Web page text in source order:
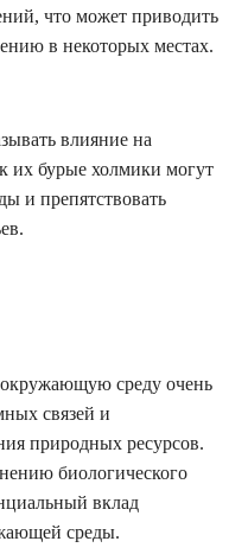
что может приводить
в некоторых местах.
влияние на
их бурые холмики могут
и препятствовать
среду очень
связей и
природных ресурсов.
биологического
вклад
среды.